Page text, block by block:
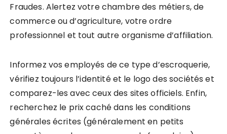
Fraudes. Alertez votre chambre des métiers, de
commerce ou d’agriculture, votre ordre
professionnel et tout autre organisme d’affiliation.
Informez vos employés de ce type d’escroquerie,
vérifiez toujours l’identité et le logo des sociétés et
comparez-les avec ceux des sites officiels. Enfin,
recherchez le prix caché dans les conditions
générales écrites (généralement en petits